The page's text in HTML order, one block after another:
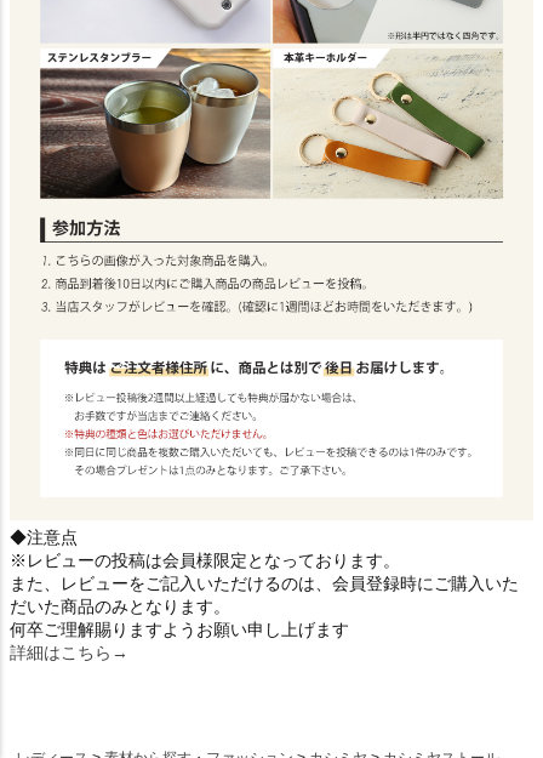
◆注意点
※レビューの投稿は会員様限定となっております。
また、レビューをご記入いただけるのは、会員登録時にご購入いた
だいた商品のみとなります。
何卒ご理解賜りますようお願い申し上げます
詳細はこちら→